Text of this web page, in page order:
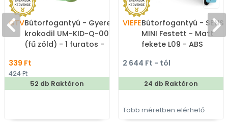
GTVBútorfogantyú - Gyerek
krokodil UM-KID-Q-001
(fű zöld) - 1 furatos -
Mesefigurás, állatos
gyerekbútor fogantyú
339 Ft
424 Ft
52 db Raktáron
VIEFEBútorfogantyú - SENSE
MINI Festett - Matt
fekete L09 - ABS
méretben gyártott
színes fém
bútorfogantyú
2 644 Ft - tól
24 db Raktáron
Több méretben elérhető